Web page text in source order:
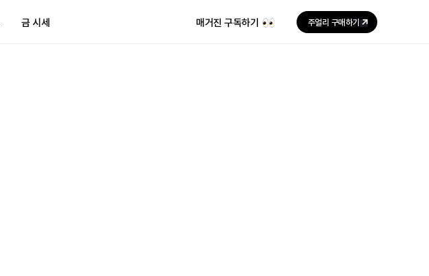
금 시세 매거진 구독하기 주얼리 구매하기